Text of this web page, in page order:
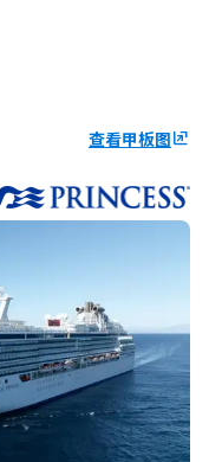
查看甲板图ungroup